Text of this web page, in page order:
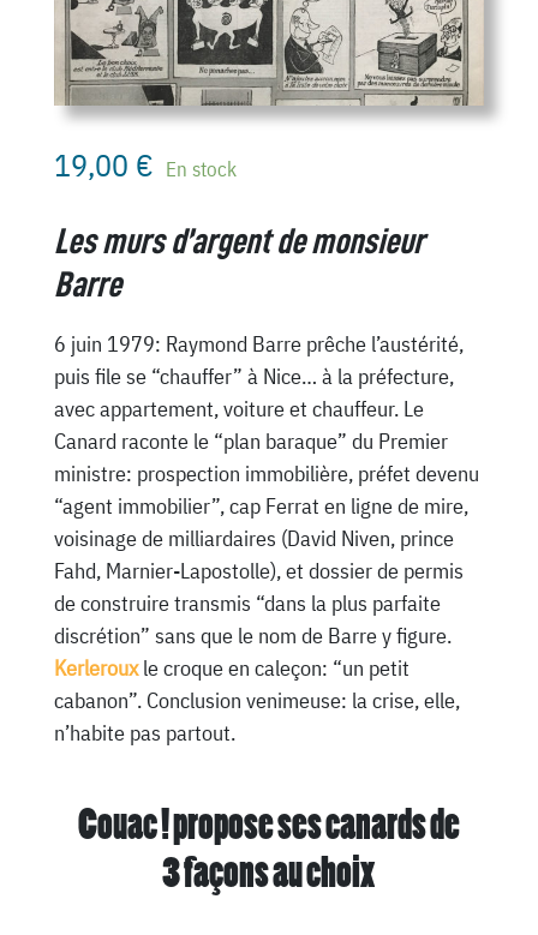
19,00 € En stock
Les murs d’argent de monsieur
Barre
6 juin 1979: Raymond Barre prêche l’austérité,
puis file se “chauffer” à Nice… à la préfecture,
avec appartement, voiture et chauffeur. Le
Canard raconte le “plan baraque” du Premier
ministre: prospection immobilière, préfet devenu
“agent immobilier”, cap Ferrat en ligne de mire,
voisinage de milliardaires (David Niven, prince
Fahd, Marnier-Lapostolle), et dossier de permis
de construire transmis “dans la plus parfaite
discrétion” sans que le nom de Barre y figure.
Kerlerouxle croque en caleçon: “un petit
cabanon”. Conclusion venimeuse: la crise, elle,
n’habite pas partout.
Couac ! propose ses canards de
3 façons au choix